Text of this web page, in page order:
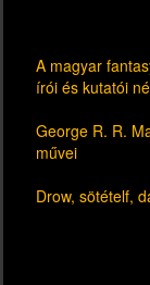
A magyar
írói és kutatói
George R. R.
művei
Drow, sötételf,